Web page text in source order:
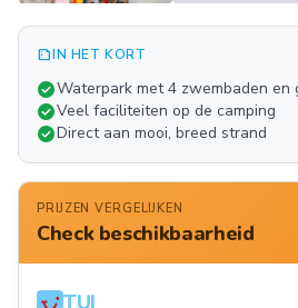
summarizeIN HET KORT
check_circleWaterpark met 4 zwembaden en
check_circleVeel faciliteiten op de camping
check_circleDirect aan mooi, breed strand
PRIJZEN VERGELIJKEN
Check beschikbaarheid
TUI